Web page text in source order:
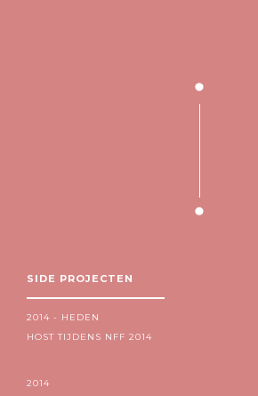
SIDE PROJECTEN
2014 - HEDEN
HOST TIJDENS NFF 2014
2014